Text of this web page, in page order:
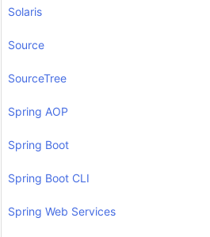
Solaris
Source
SourceTree
Spring AOP
Spring Boot
Spring Boot CLI
Spring Web Services